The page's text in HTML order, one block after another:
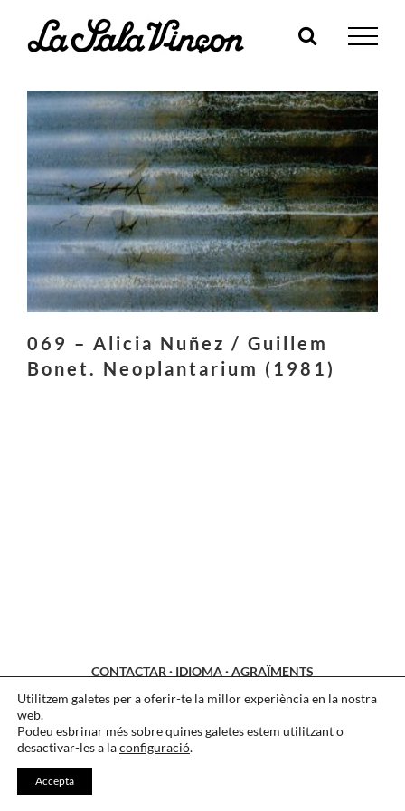
069 – Alicia Nuñez / Guillem
Bonet. Neoplantarium (1981)
CONTACTAR · IDIOMA·AGRAÏMENTS
LEGAL·COOKIES·PRIVACITAT
Utilitzem galetes per a oferir-te la millor experiència en la nostra
web.
Podeu esbrinar més sobre quines galetes estem utilitzant o
desactivar-les a laconfiguració.
Accepta